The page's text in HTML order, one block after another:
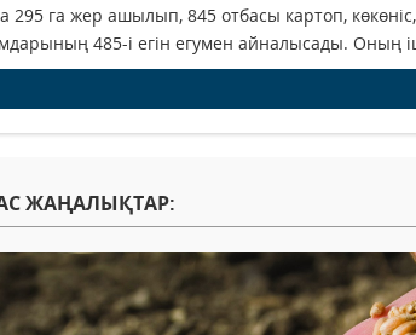
295 га жер ашылып, 845 отбасы картоп,
485-і егін егумен айналысады. Оның
ЖАҢАЛЫҚТАР: